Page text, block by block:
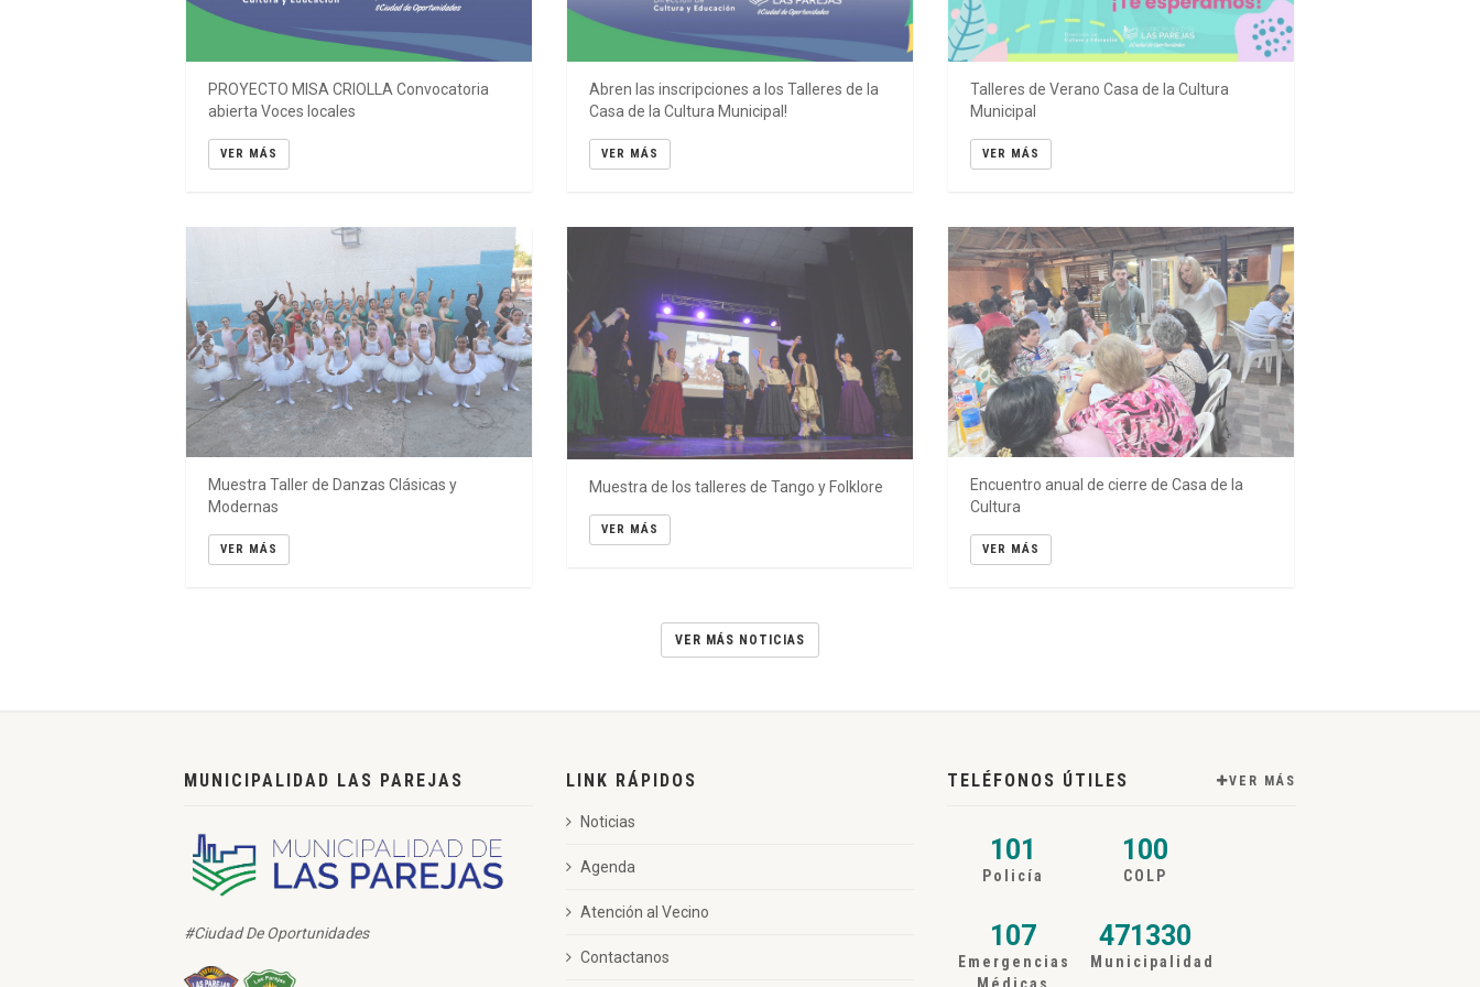
Torres, Los Lirios, Jorge Rojas, Los Tipitos, La Bersuit, La Mancha de Rolando, Los Manseros
Santiagueños, Panam, La Barra, Juan Dartez, Facundo Toro, Los Palmeras, Cristian Amado, El
Chaqueño Palaveccino, entre otros.
PROYECTO MISA CRIOLLA Convocatoria
abierta Voces locales
VER MÁS
Abren las inscripciones a los Talleres de la
Casa de la Cultura Municipal!
VER MÁS
Talleres de Verano Casa de la Cultura
Municipal
VER MÁS
Muestra Taller de Danzas Clásicas y
Modernas
VER MÁS
Muestra de los talleres de Tango y Folklore
VER MÁS
Encuentro anual de cierre de Casa de la
Cultura
VER MÁS
VER MÁS NOTICIAS
MUNICIPALIDAD LAS PAREJAS
#Ciudad De Oportunidades
LINK RÁPIDOS
Noticias
Agenda
Atención al Vecino
Contactanos
TELÉFONOS ÚTILES VER MÁS
101
Policía
100
COLP
107
Emergencias
Médicas
471330
Municipalidad